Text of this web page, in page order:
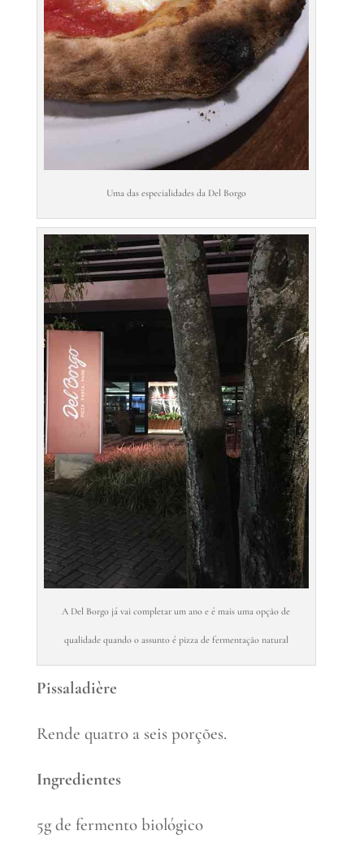
Uma das especialidades da Del Borgo
A Del Borgo já vai completar um ano e é mais uma opção de
qualidade quando o assunto é pizza de fermentação natural
Pissaladière
Rende quatro a seis porções.
Ingredientes
5g de fermento biológico